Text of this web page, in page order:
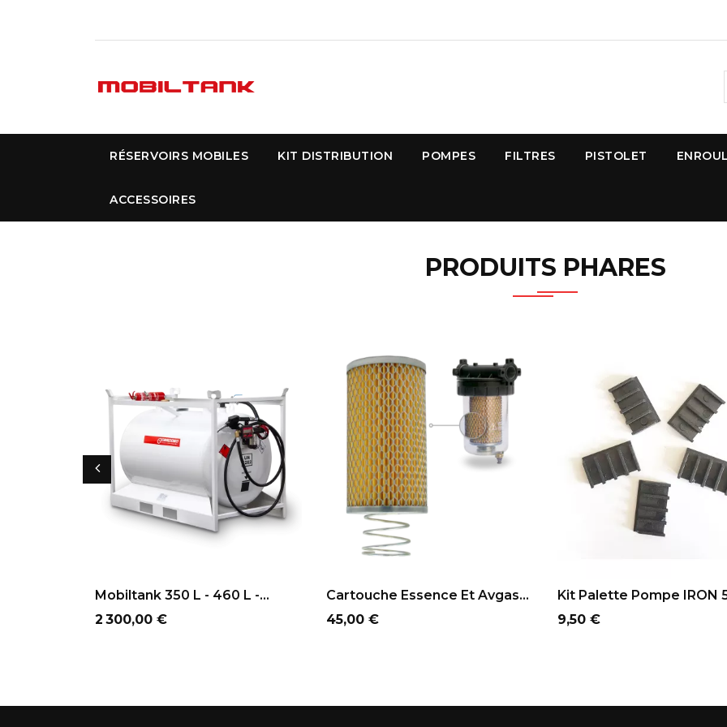
RÉSERVOIRS MOBILES KIT DISTRIBUTION POMPES FILTRES PISTOLET
ACCESSOIRES
PRODUITS PHARES
Mobiltank 350 L - 460 L -...
Prix
2 300,00 €
Cartouche Essence Et Avgas...
Prix
45,00 €
Kit Palette Pompe IRON
Prix
9,50 €